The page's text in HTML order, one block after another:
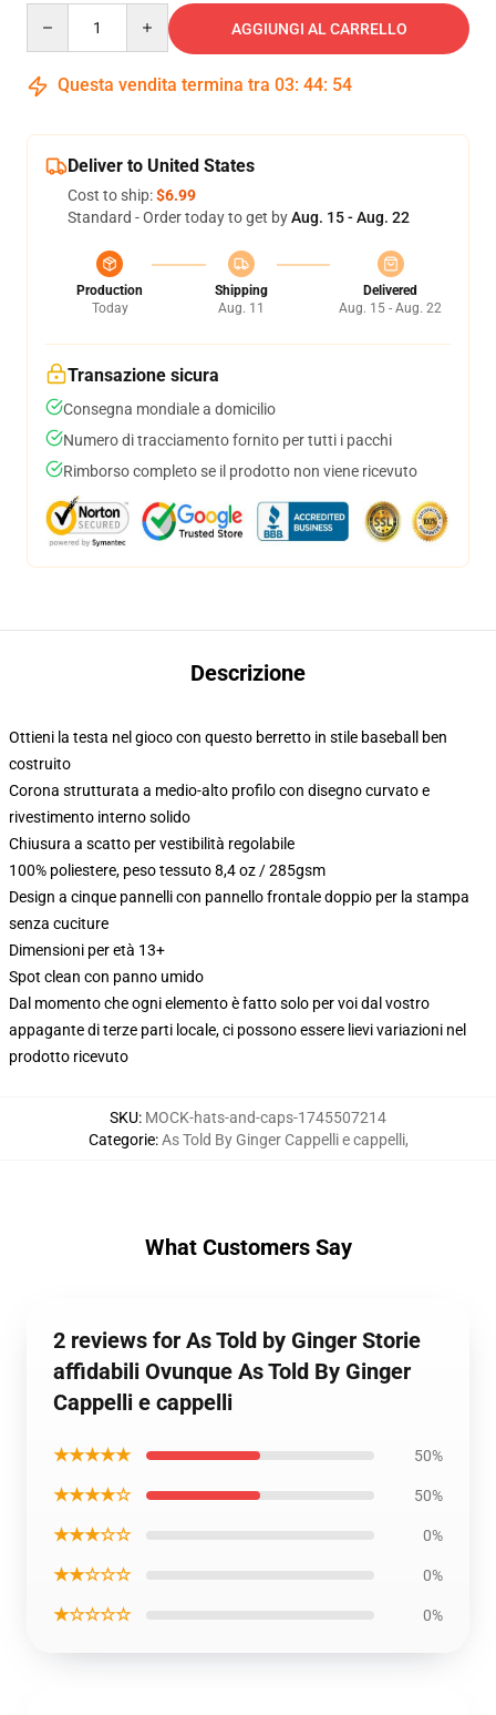
AGGIUNGI AL CARRELLO
Questa vendita termina tra 03: 44: 53
Deliver to United States
Cost to ship:$6.99
Standard - Order today to get byAug. 15 - Aug. 22
Production
Today
Shipping
Aug. 11
Delivered
Aug. 15 - Aug. 22
Transazione sicura
Consegna mondiale a domicilio
Numero di tracciamento fornito per tutti i pacchi
Rimborso completo se il prodotto non viene ricevuto
Descrizione
Ottieni la testa nel gioco con questo berretto in stile baseball ben
costruito
Corona strutturata a medio-alto profilo con disegno curvato e
rivestimento interno solido
Chiusura a scatto per vestibilità regolabile
100% poliestere, peso tessuto 8,4 oz / 285gsm
Design a cinque pannelli con pannello frontale doppio per la stampa
senza cuciture
Dimensioni per età 13+
Spot clean con panno umido
Dal momento che ogni elemento è fatto solo per voi dal vostro
appagante di terze parti locale, ci possono essere lievi variazioni nel
prodotto ricevuto
SKU: MOCK-hats-and-caps-1745507214
Categorie:As Told By Ginger Cappelli e cappelli,
What Customers Say
2 reviews for As Told by Ginger Storie
affidabili Ovunque As Told By Ginger
Cappelli e cappelli
★★★★★ 50%
★★★★☆ 50%
★★★☆☆ 0%
★★☆☆☆ 0%
★☆☆☆☆ 0%